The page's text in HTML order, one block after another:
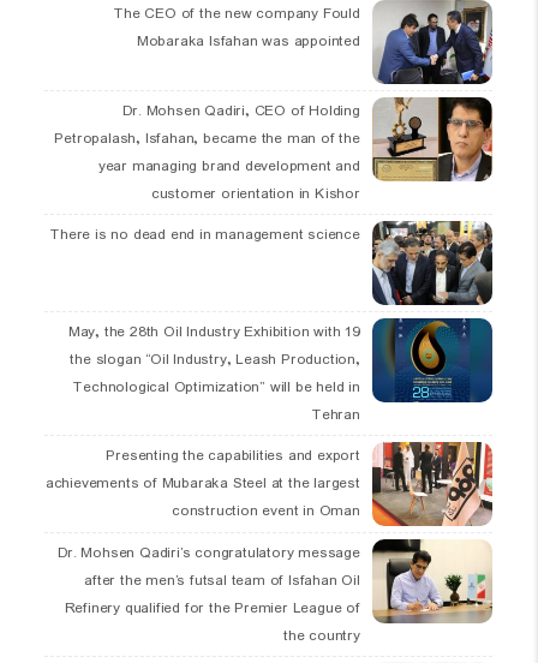
The CEO of the new company Fould
Mobaraka Isfahan was appointed
Dr. Mohsen Qadiri, CEO of Holding
Petropalash, Isfahan, became the man of the
year managing brand development and
customer orientation in Kishor
There is no dead end in management science
19 May, the 28th Oil Industry Exhibition with
the slogan “Oil Industry, Leash Production,
Technological Optimization” will be held in
Tehran
Presenting the capabilities and export
achievements of Mubaraka Steel at the largest
construction event in Oman
Dr. Mohsen Qadiri’s congratulatory message
after the men’s futsal team of Isfahan Oil
Refinery qualified for the Premier League of
the country